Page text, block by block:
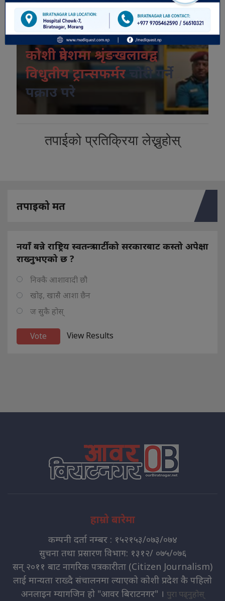
विशेष भिडियो
कोशी प्रदेशमा श्रृंङखलावद्व
विधुतीय ट्रान्सफर्मर
चोरी गर्ने
पक्राउ परे
तपाईको प्रतिक्रिया लेख्नुहोस्
तपाइको मत
नयाँ बन्ने राष्ट्रिय स्वतन्त्र पार्टीको सरकारबाट कस्तो अपेक्षा
राख्नुभएको छ ?
निक्कै आशावादी छौ
खोइ, खासै आशा छैन
ज सुकै होस्
View Results
हाम्रो बारेमा
कम्पनी दर्ता नम्बर : १५२१५३/०७३/०७४
सुचना तथा प्रसारण विभाग: १३१२/ ०७५/०७६
सन् २०११ बाट नागरिक पत्रकारीता (Citizen Journalism)
लाई मान्यता राख्दै संचालनमा ल्याएको कोशी प्रदेश कै पहिलो
अनलाइन म्यागजिन हो "आवर बिराटनगर" । पुरा पढ्नुहोस्